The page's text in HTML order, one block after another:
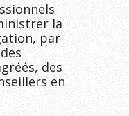
la
par
des
en